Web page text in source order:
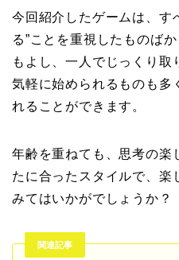
今回紹介したゲームは、す
る”ことを重視したものば
もよし、一人でじっくり
気軽に始められるものも多
れることができます。
年齢を重ねても、思考の楽
たに合ったスタイルで、楽
みてはいかがでしょうか？
関連記事